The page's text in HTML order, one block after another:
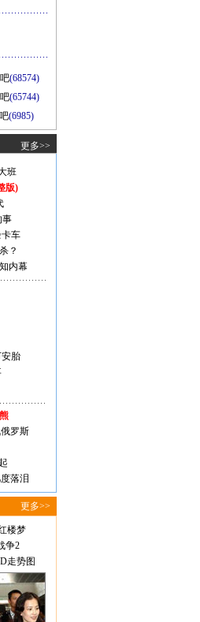
(68574)
(65744)
(6985)
更多>>
班
版)
事
车
？
内幕
胎
罗斯
落泪
更多>>
楼梦
争2
走势图